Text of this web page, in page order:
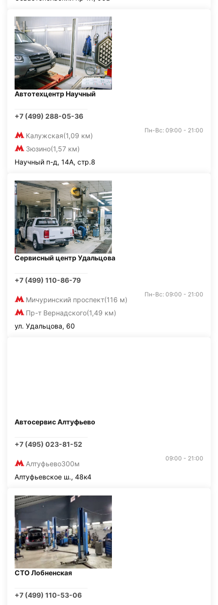
Автотехцентр Научный
+7 (499) 288-05-36
Калужская(1,09 км)
Зюзино(1,57 км)
Пн-Вс: 09:00 - 21:00
Научный п-д, 14А, стр.8
Сервисный центр Удальцова
+7 (499) 110-86-79
Мичуринский проспект(116 м)
Пр-т Вернадского(1,49 км)
Пн-Вс: 09:00 - 21:00
ул. Удальцова, 60
Автосервис Алтуфьево
+7 (495) 023-81-52
Алтуфьево300м
09:00 - 21:00
Алтуфьевское ш., 48к4
СТО Лобненская
+7 (499) 110-53-06